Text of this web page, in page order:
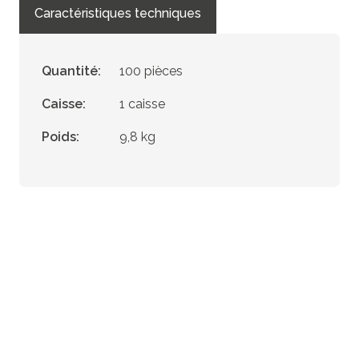
Caractéristiques techniques
Quantité: 100 pièces
Caisse: 1 caisse
Poids: 9,8 kg